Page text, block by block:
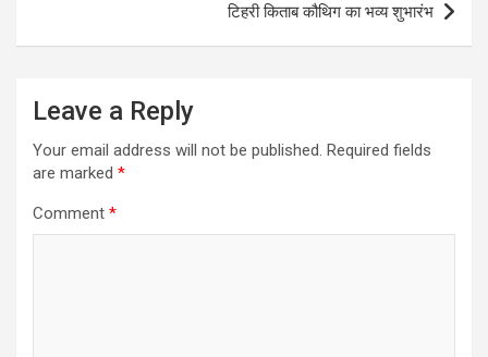
टिहरी किताब कौथिग का भव्य शुभारंभ
Leave a Reply
Your email address will not be published. Required fields
are marked *
Comment *